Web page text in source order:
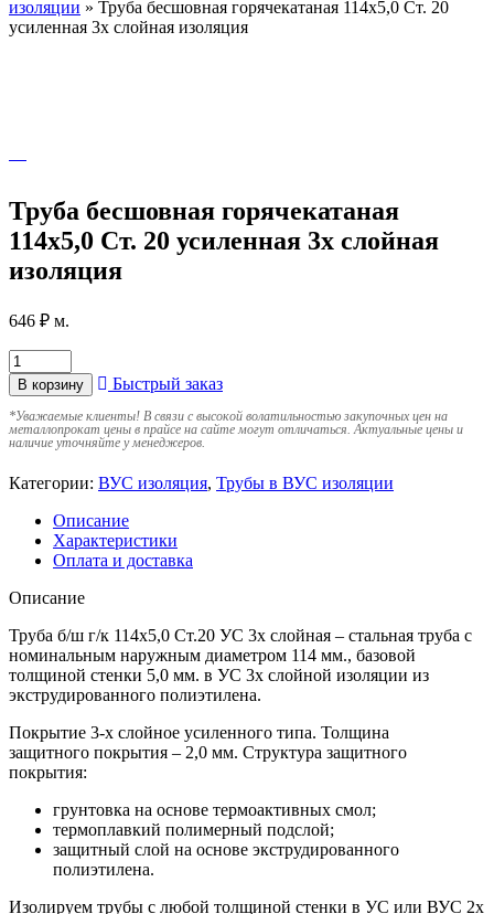
изоляции » Труба бесшовная горячекатаная 114х5,0 Ст. 20
усиленная 3х слойная изоляция
Труба бесшовная горячекатаная
114х5,0 Ст. 20 усиленная 3х слойная
изоляция
646 ₽ м.
В корзину Быстрый заказ
*Уважаемые клиенты! В связи с высокой волатильностью закупочных цен на
металлопрокат цены в прайсе на сайте могут отличаться. Актуальные цены и
наличие уточняйте у менеджеров.
Категории: ВУС изоляция, Трубы в ВУС изоляции
Описание
Характеристики
Оплата и доставка
Описание
Труба б/ш г/к 114х5,0 Ст.20 УС 3х слойная – стальная труба с
номинальным наружным диаметром 114 мм., базовой
толщиной стенки 5,0 мм. в УС 3х слойной изоляции из
экструдированного полиэтилена.
Покрытие 3-х слойное усиленного типа. Толщина
защитного покрытия – 2,0 мм. Структура защитного
покрытия:
грунтовка на основе термоактивных смол;
термоплавкий полимерный подслой;
защитный слой на основе экструдированного
полиэтилена.
Изолируем трубы с любой толщиной стенки в УС или ВУС 2х